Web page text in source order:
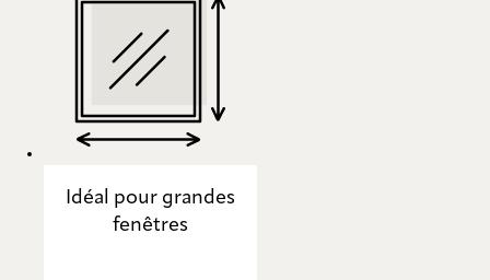
Idéal pour grandes
fenêtres